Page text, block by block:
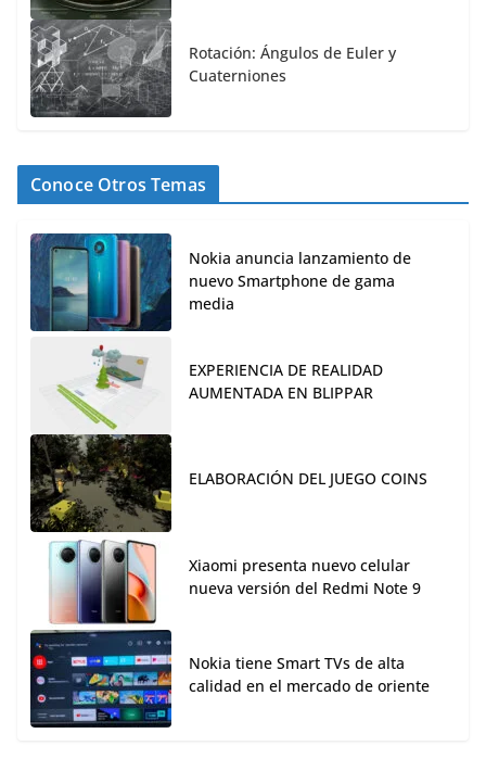
Rotación: Ángulos de Euler y
Cuaterniones
Conoce Otros Temas
Nokia anuncia lanzamiento de
nuevo Smartphone de gama
media
EXPERIENCIA DE REALIDAD
AUMENTADA EN BLIPPAR
ELABORACIÓN DEL JUEGO COINS
Xiaomi presenta nuevo celular
nueva versión del Redmi Note 9
Nokia tiene Smart TVs de alta
calidad en el mercado de oriente